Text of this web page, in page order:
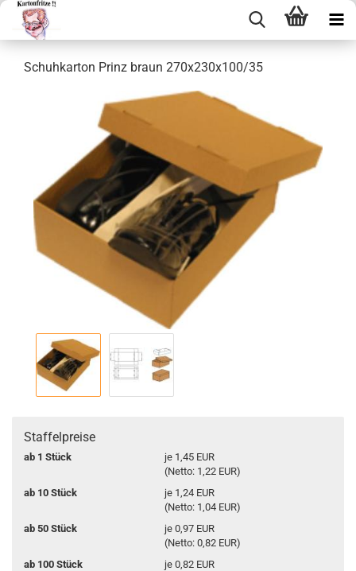
Schuh­kar­ton Prinz braun 270x230x100/35
Staffelpreise
ab 1 Stück
je 1,45 EUR
(Netto: 1,22 EUR)
ab 10 Stück
je 1,24 EUR
(Netto: 1,04 EUR)
ab 50 Stück
je 0,97 EUR
(Netto: 0,82 EUR)
ab 100 Stück
je 0,82 EUR